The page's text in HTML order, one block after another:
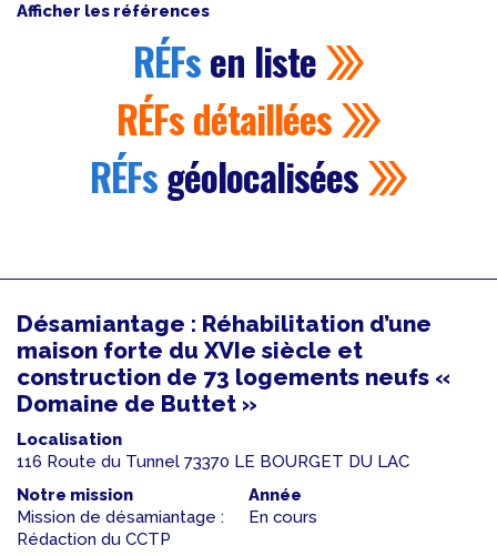
Afficher les références
RÉFsen liste
RÉFsdétaillées
RÉFsgéolocalisées
Désamiantage : Réhabilitation d’une
maison forte du XVIe siècle et
construction de 73 logements neufs «
Domaine de Buttet »
Localisation
116 Route du Tunnel 73370 LE BOURGET DU LAC
Notre mission
Mission de désamiantage :
Rédaction du CCTP
Année
En cours